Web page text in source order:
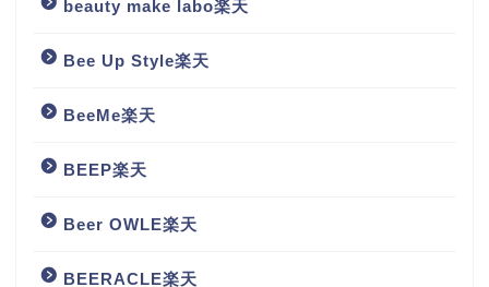
beauty make labo楽天
Bee Up Style楽天
BeeMe楽天
BEEP楽天
Beer OWLE楽天
BEERACLE楽天